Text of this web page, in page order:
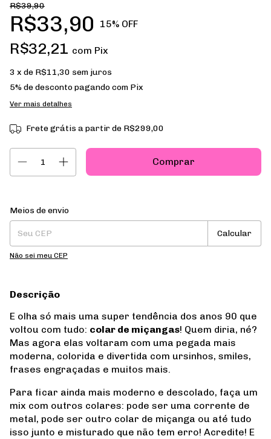
R$39,90
R$33,90 15% OFF
R$32,21 com Pix
3 x de R$11,30 sem juros
5% de descontopagando com Pix
Ver mais detalhes
Frete grátis a partir de R$299,00
Entregas para o CEP:
Meios de envio
Calcular
Não sei meu CEP
Descrição
E olha só mais uma super tendência dos anos 90 que
voltou com tudo: colar de miçangas! Quem diria, né?
Mas agora elas voltaram com uma pegada mais
moderna, colorida e divertida com ursinhos, smiles,
frases engraçadas e muitos mais.
Para ficar ainda mais moderno e descolado, faça um
mix com outros colares: pode ser uma corrente de
metal, pode ser outro colar de miçanga ou até tudo
isso junto e misturado que não tem erro! Acredite! E